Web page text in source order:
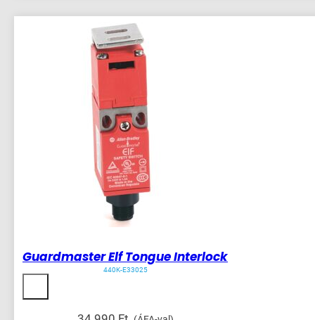
Guardmaster Elf Tongue Interlock
440K-E33025